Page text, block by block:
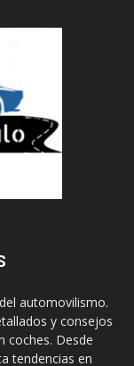
automovilismo.
y consejos
coches. Desde
tendencias en